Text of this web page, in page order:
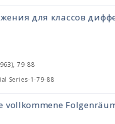
для классов
79-88
Series-1-79-88
vollkommene